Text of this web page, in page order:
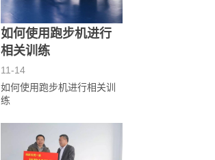
如何使用跑步机进行
相关训练
11-14
如何使用跑步机进行相关训
练